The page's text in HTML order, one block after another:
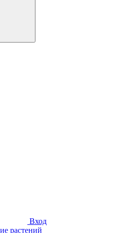
Вход